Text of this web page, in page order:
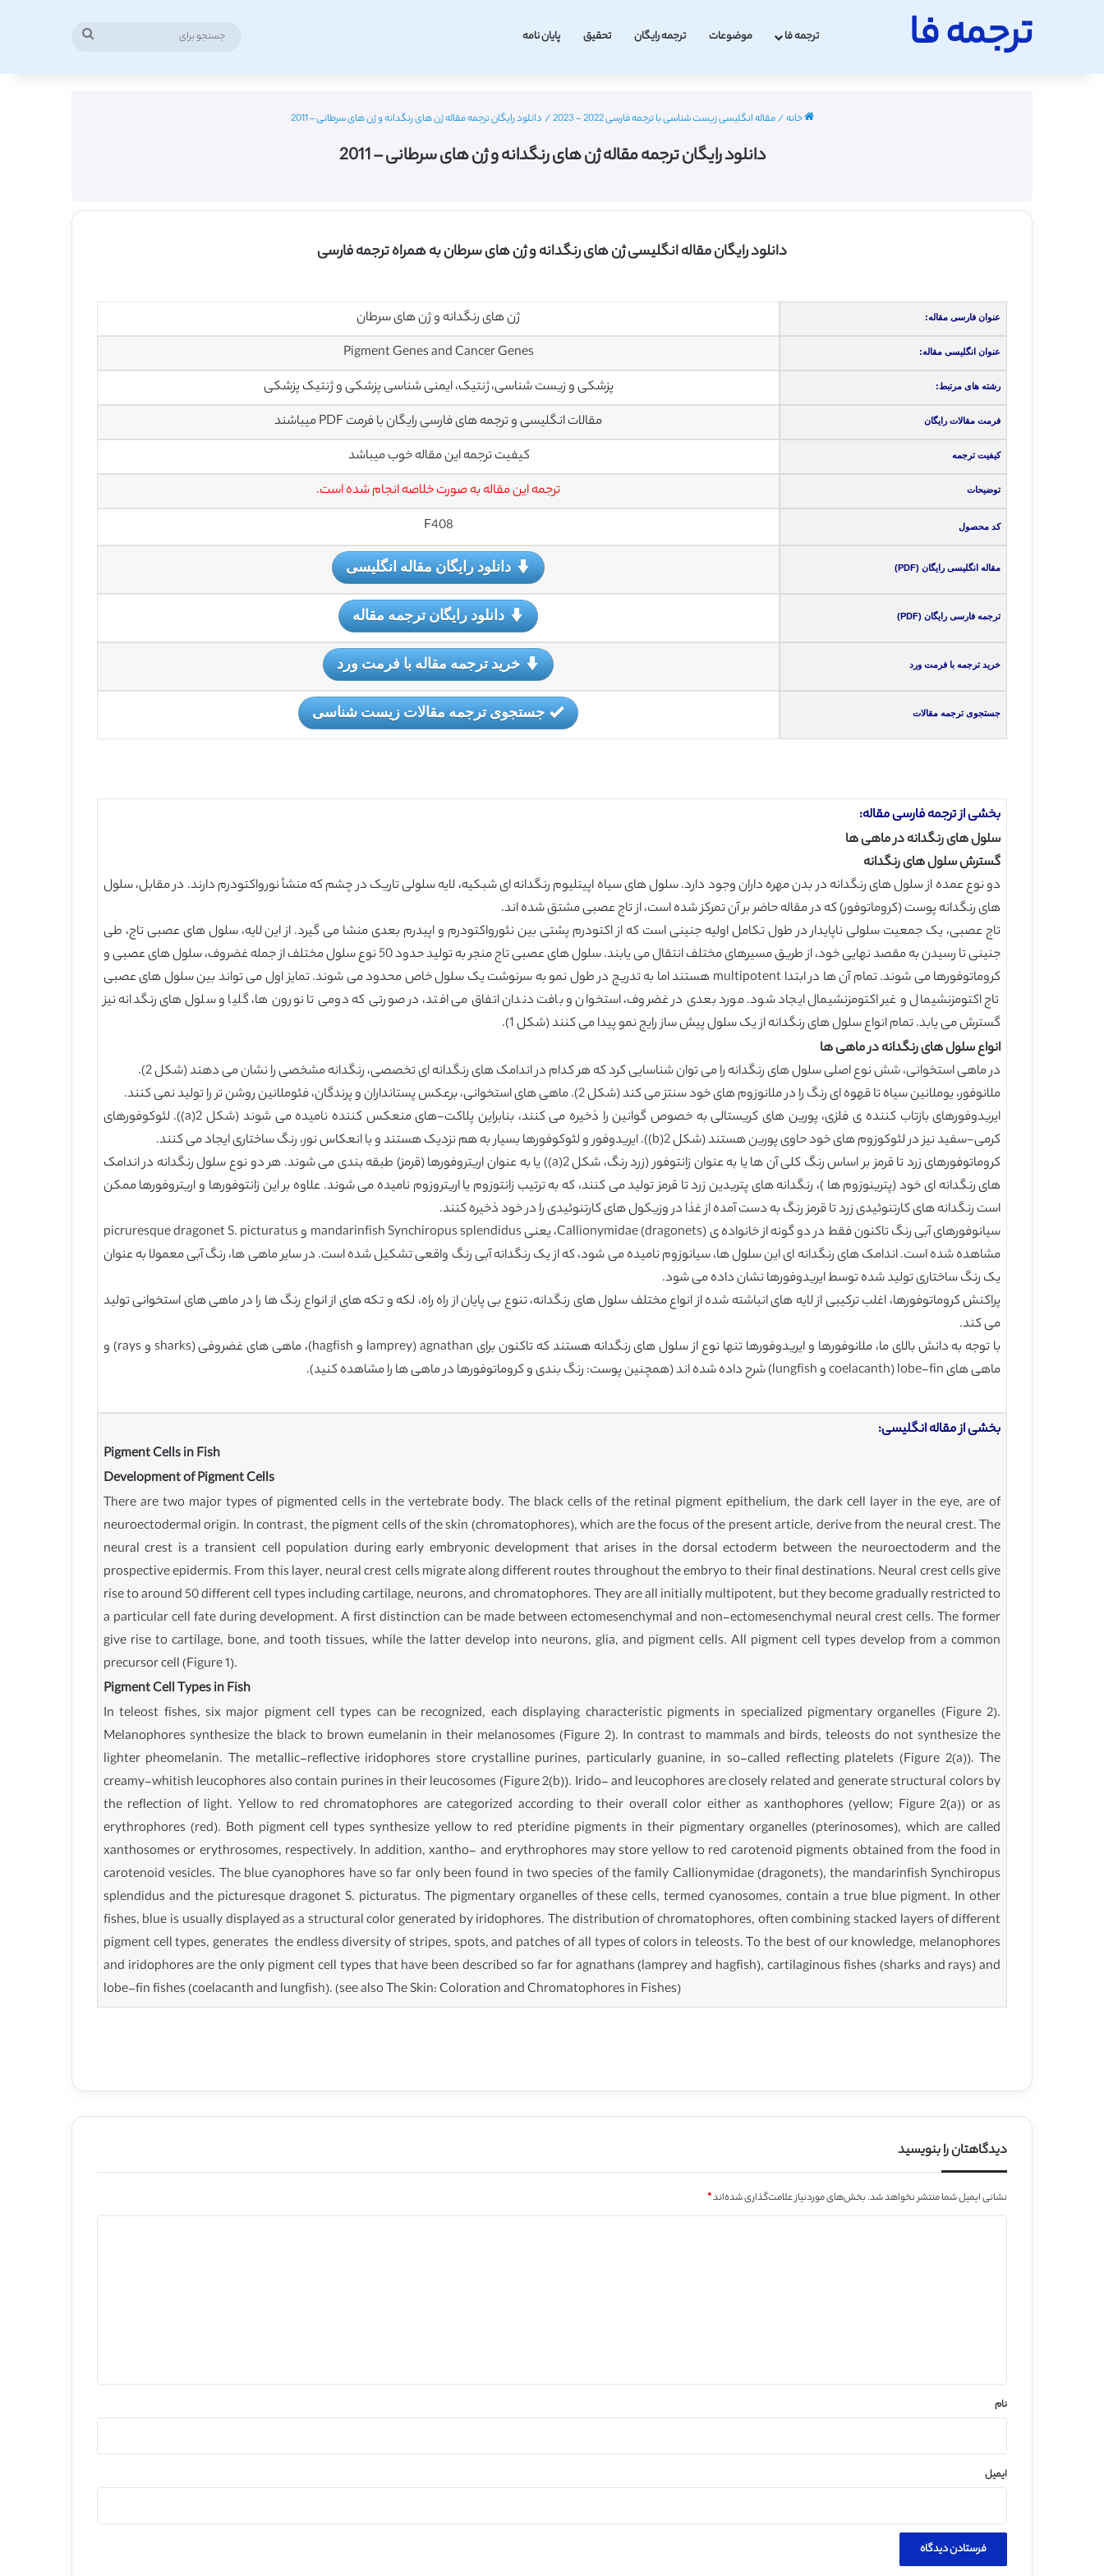
ترجمه فا ترجمه فا موضوعات ترجمه رایگان تحقیق پایان نامه
خانه/مقاله انگلیسی زیست شناسی با ترجمه فارسی 2022 - 2023 / دانلود رایگان ترجمه مقاله ژن های رنگدانه و ژن های سرطانی – 2011
دانلود رایگان ترجمه مقاله ژن های رنگدانه و ژن های سرطانی – 2011
دانلود رایگان مقاله انگلیسی ژن های رنگدانه و ژن های سرطان به همراه ترجمه فارسی
عنوان فارسی مقاله: ژن های رنگدانه و ژن های سرطان
عنوان انگلیسی مقاله: Pigment Genes and Cancer Genes
رشته های مرتبط: پزشکی و زیست شناسی، ژنتیک، ایمنی شناسی پزشکی و ژنتیک پزشکی
فرمت مقالات رایگان مقالات انگلیسی و ترجمه های فارسی رایگان با فرمت PDF میباشند
کیفیت ترجمه کیفیت ترجمه این مقاله خوب میباشد
توضیحات ترجمه این مقاله به صورت خلاصه انجام شده است.
کد محصول F408
مقاله انگلیسی رایگان (PDF) دانلود رایگان مقاله انگلیسی
ترجمه فارسی رایگان (PDF) دانلود رایگان ترجمه مقاله
خرید ترجمه با فرمت ورد خرید ترجمه مقاله با فرمت ورد
جستجوی ترجمه مقالات جستجوی ترجمه مقالات زیست شناسی
بخشی از ترجمه فارسی مقاله:
سلول های رنگدانه در ماهی ها
گسترش سلول های رنگدانه
دو نوع عمده از سلول های رنگدانه در بدن مهره داران وجود دارد. سلول های سیاه اپیتلیوم رنگدانه ای شبکیه، لایه سلولی تاریک در چشم که منشأ نورواکتودرم دارند. در مقابل، سلول
های رنگدانه پوست (کروماتوفور) که در مقاله حاضر بر آن تمرکز شده است، از تاج عصبی مشتق شده اند.
تاج عصبی، یک جمعیت سلولی ناپایدار در طول تکامل اولیه جنینی است که از اکتودرم پشتی بین نئورواکتودرم و اپیدرم بعدی منشا می گیرد. از این لایه، سلول های عصبی تاج، طی
جنینی تا رسیدن به مقصد نهایی خود، از طریق مسیرهای مختلف انتقال می یابند. سلول های عصبی تاج منجر به تولید حدود 50 نوع سلول مختلف از جمله غضروف، سلول های عصبی و
کروماتوفورها می شوند. تمام آن ها در ابتدا multipotent هستند اما به تدریج در طول نمو به سرنوشت یک سلول خاص محدود می شوند. تمایز اول می تواند بین سلول های عصبی
تاج اکتومزنشیمال و غیر اکتومزنشیمال ایجاد شود. مورد بعدی در غضروف، استخوان و بافت دندان اتفاق می افتد، در صورتی که دومی تا نورون ها، گلیا و سلول های رنگدانه نیز
گسترش می یابد. تمام انواع سلول های رنگدانه از یک سلول پیش ساز رایج نمو پیدا می کنند (شکل 1).
انواع سلول های رنگدانه در ماهی ها
در ماهی استخوانی، شش نوع اصلی سلول های رنگدانه را می توان شناسایی کرد که هر کدام در اندامک های رنگدانه ای تخصصی، رنگدانه مشخصی را نشان می دهند (شکل 2).
ملانوفور، یوملانین سیاه تا قهوه ای رنگ را در ملانوزوم های خود سنتز می کند (شکل 2). ماهی های استخوانی، برعکس پستانداران و پرندگان، فئوملانین روشن تر را تولید نمی کنند.
ایریدوفورهای بازتاب کننده ی فلزی، پورین های کریستالی به خصوص گوانین را ذخیره می کنند، بنابراین پلاکت-های منعکس کننده نامیده می شوند (شکل 2(a)). لئوکوفورهای
کرمی-سفید نیز در لئوکوزوم های خود حاوی پورین هستند (شکل 2(b)). ایریدوفور و لئوکوفورها بسیار به هم نزدیک هستند و با انعکاس نور، رنگ ساختاری ایجاد می کنند.
کروماتوفورهای زرد تا قرمز بر اساس رنگ کلی آن ها یا به عنوان زانتوفور (زرد رنگ، شکل 2(a)) یا به عنوان اریتروفورها (قرمز) طبقه بندی می شوند. هر دو نوع سلول رنگدانه در اندامک
های رنگدانه ای خود (پترینوزوم ها )، رنگدانه های پتریدین زرد تا قرمز تولید می کنند، که به ترتیب زانتوزوم یا اریتروزوم نامیده می شوند. علاوه بر این زانتوفورها و اریتروفورها ممکن
است رنگدانه های کارتنوئیدی زرد تا قرمز رنگ به دست آمده از غذا در وزیکول های کارتنوئیدی را در خود ذخیره کنند.
سیانوفورهای آبی رنگ تاکنون فقط در دو گونه از خانواده ی Callionymidae (dragonets)، یعنی mandarinfish Synchiropus splendidus و picruresque dragonet S. picturatus
مشاهده شده است. اندامک های رنگدانه ای این سلول ها، سیانوزوم نامیده می شود، که از یک رنگدانه آبی رنگ واقعی تشکیل شده است. در سایر ماهی ها، رنگ آبی معمولا به عنوان
یک رنگ ساختاری تولید شده توسط ایریدوفورها نشان داده می شود.
پراکنش کروماتوفورها، اغلب ترکیبی از لایه های انباشته شده از انواع مختلف سلول های رنگدانه، تنوع بی پایان از راه راه، لکه و تکه های از انواع رنگ ها را در ماهی های استخوانی تولید
می کند.
با توجه به دانش بالای ما، ملانوفورها و ایریدوفورها تنها نوع از سلول های رنگدانه هستند که تاکنون برای agnathan (lamprey و hagfish)، ماهی های غضروفی (sharks و rays) و
ماهی های lobe-fin (coelacanth و lungfish) شرح داده شده اند (همچنین پوست: رنگ بندی و کروماتوفورها در ماهی ها را مشاهده کنید).
بخشی از مقاله انگلیسی:
Pigment Cells in Fish
Development of Pigment Cells
There are two major types of pigmented cells in the vertebrate body. The black cells of the retinal pigment epithelium, the dark cell layer in the eye, are of
neuroectodermal origin. In contrast, the pigment cells of the skin (chromatophores), which are the focus of the present article, derive from the neural crest. The
neural crest is a transient cell population during early embryonic development that arises in the dorsal ectoderm between the neuroectoderm and the
prospective epidermis. From this layer, neural crest cells migrate along different routes throughout the embryo to their final destinations. Neural crest cells give
rise to around 50 different cell types including cartilage, neurons, and chromatophores. They are all initially multipotent, but they become gradually restricted to
a particular cell fate during development. A first distinction can be made between ectomesenchymal and non-ectomesenchymal neural crest cells. The former
give rise to cartilage, bone, and tooth tissues, while the latter develop into neurons, glia, and pigment cells. All pigment cell types develop from a common
precursor cell (Figure 1).
Pigment Cell Types in Fish
In teleost fishes, six major pigment cell types can be recognized, each displaying characteristic pigments in specialized pigmentary organelles (Figure 2).
Melanophores synthesize the black to brown eumelanin in their melanosomes (Figure 2). In contrast to mammals and birds, teleosts do not synthesize the
lighter pheomelanin. The metallic-reflective iridophores store crystalline purines, particularly guanine, in so-called reflecting platelets (Figure 2(a)). The
creamy-whitish leucophores also contain purines in their leucosomes (Figure 2(b)). Irido- and leucophores are closely related and generate structural colors by
the reflection of light. Yellow to red chromatophores are categorized according to their overall color either as xanthophores (yellow; Figure 2(a)) or as
erythrophores (red). Both pigment cell types synthesize yellow to red pteridine pigments in their pigmentary organelles (pterinosomes), which are called
xanthosomes or erythrosomes, respectively. In addition, xantho- and erythrophores may store yellow to red carotenoid pigments obtained from the food in
carotenoid vesicles. The blue cyanophores have so far only been found in two species of the family Callionymidae (dragonets), the mandarinfish Synchiropus
splendidus and the picturesque dragonet S. picturatus. The pigmentary organelles of these cells, termed cyanosomes, contain a true blue pigment. In other
fishes, blue is usually displayed as a structural color generated by iridophores. The distribution of chromatophores, often combining stacked layers of different
pigment cell types, generates the endless diversity of stripes, spots, and patches of all types of colors in teleosts. To the best of our knowledge, melanophores
and iridophores are the only pigment cell types that have been described so far for agnathans (lamprey and hagfish), cartilaginous fishes (sharks and rays) and
lobe-fin fishes (coelacanth and lungfish). (see also The Skin: Coloration and Chromatophores in Fishes)
دیدگاهتان را بنویسید
نشانی ایمیل شما منتشر نخواهد شد.بخش‌های موردنیاز علامت‌گذاری شده‌اند*
نام
ایمیل